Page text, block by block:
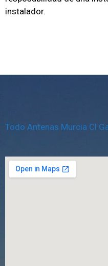
instalador.
Todo Antenas Murcia Cl